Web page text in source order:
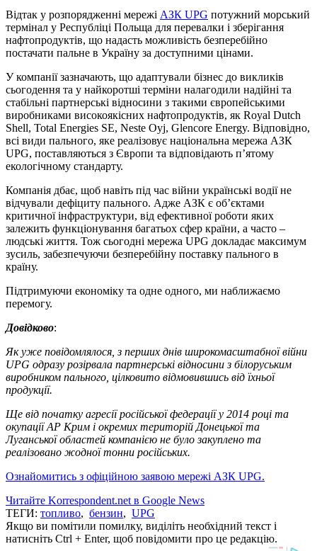
Відтак у розпорядженні мережі АЗК UPG потужний морський
термінал у Республіці Польща для перевалки і зберігання
нафтопродуктів, що надасть можливість безперебійно
постачати пальне в Україну за доступними цінами.
У компанії зазначають, що адаптували бізнес до викликів
сьогодення та у найкоротші терміни налагодили надійні та
стабільні партнерські відносини з такими європейськими
виробниками високоякісних нафтопродуктів, як Royal Dutch
Shell, Total Energies SE, Neste Oyj, Glencore Energy. Відповідно,
всі види пального, яке реалізовує національна мережа АЗК
UPG, поставляються з Європи та відповідають п’ятому
екологічному стандарту.
Компанія дбає, щоб навіть під час війни українські водії не
відчували дефіциту пального. Адже АЗК є об’єктами
критичної інфраструктури, від ефективної роботи яких
залежить функціонування багатьох сфер країни, а часто –
людські життя. Тож сьогодні мережа UPG докладає максимум
зусиль, забезпечуючи безперебійну поставку пального в
країну.
Підтримуючи економіку та одне одного, ми наближаємо
перемогу.
Довідково:
Як уже повідомлялося, з перших днів широкомасштабної війни
UPG одразу розірвала партнерські відносини з білоруським
виробником пального, цілковито відмовившись від їхньої
продукції.
Ще від початку агресії російської федерації у 2014 році та
окупації АР Крим і окремих територій Донецької та
Луганської областей компанією не було закуплено та
реалізовано жодної тонни російських.
Ознайомитись з офіційною заявою мережі АЗК UPG.
Читайте Korrespondent.net в Google News
ТЕГИ: топливо, бензин, UPG
Якщо ви помітили помилку, виділіть необхідний текст і
натисніть Ctrl + Enter, щоб повідомити про це редакцію.